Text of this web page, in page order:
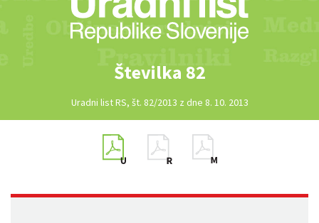
Številka 82
Uradni list RS, št. 82/2013 z dne 8. 10. 2013